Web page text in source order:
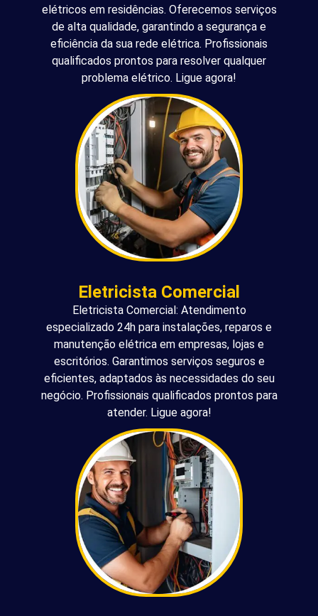
elétricos em residências. Oferecemos serviços
de alta qualidade, garantindo a segurança e
eficiência da sua rede elétrica. Profissionais
qualificados prontos para resolver qualquer
problema elétrico. Ligue agora!
Eletricista Comercial
Eletricista Comercial: Atendimento
especializado 24h para instalações, reparos e
manutenção elétrica em empresas, lojas e
escritórios. Garantimos serviços seguros e
eficientes, adaptados às necessidades do seu
negócio. Profissionais qualificados prontos para
atender. Ligue agora!